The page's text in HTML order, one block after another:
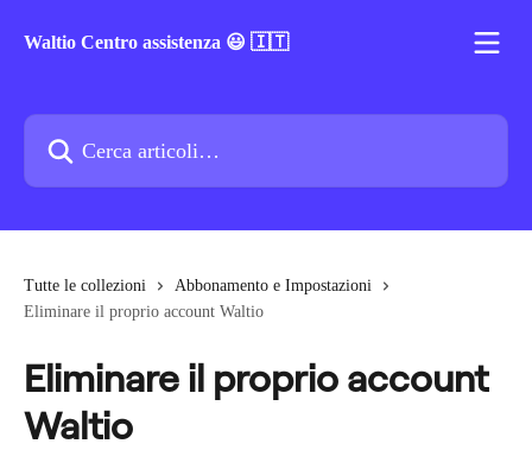
Waltio Centro assistenza 😃 🇮🇹
Cerca articoli…
Tutte le collezioni
Abbonamento e Impostazioni
Eliminare il proprio account Waltio
Eliminare il proprio account
Waltio